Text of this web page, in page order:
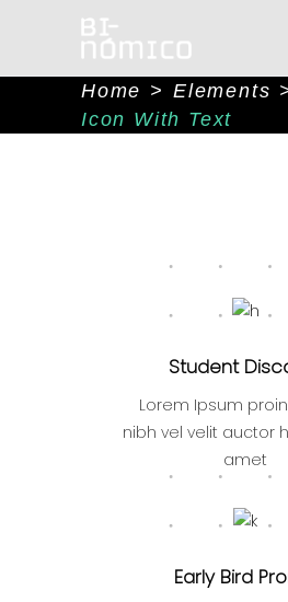
Home > Elements
Icon With Text
Student
Lorem Ipsum
nibh vel velit auctor
amet
Early Bird